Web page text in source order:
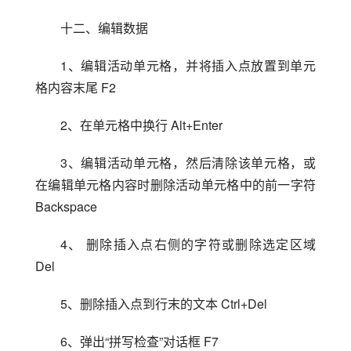
十二、编辑数据
1、编辑活动单元格，并将插入点放置到单元
格内容末尾 F2
2、在单元格中换行 Alt+Enter
3、编辑活动单元格，然后清除该单元格，或
在编辑单元格内容时删除活动单元格中的前一字符
Backspace
4、 删除插入点右侧的字符或删除选定区域
Del
5、删除插入点到行末的文本 Ctrl+Del
6、弹出“拼写检查”对话框 F7